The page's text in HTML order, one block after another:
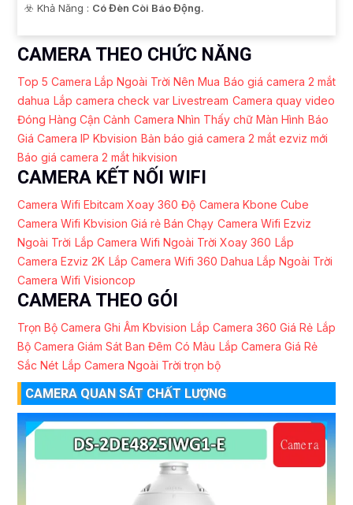
️☣️ Khả Năng : Có Đèn Còi Báo Động.
CAMERA THEO CHỨC NĂNG
Top 5 Camera Lắp Ngoài Trời Nên Mua Báo giá camera 2 mắt
dahua Lắp camera check var Livestream Camera quay video
Đóng Hàng Cận Cảnh Camera Nhìn Thấy chữ Màn Hình Báo
Giá Camera IP Kbvision Bản báo giá camera 2 mắt ezviz mới
Báo giá camera 2 mắt hikvision
CAMERA KẾT NỐI WIFI
Camera Wifi Ebitcam Xoay 360 Độ Camera Kbone Cube
Camera Wifi Kbvision Giá rẻ Bán Chạy Camera Wifi Ezviz
Ngoài Trời Lắp Camera Wifi Ngoài Trời Xoay 360 Lắp
Camera Ezviz 2K Lắp Camera Wifi 360 Dahua Lắp Ngoài Trời
Camera Wifi Visioncop
CAMERA THEO GÓI
Trọn Bộ Camera Ghi Âm Kbvision Lắp Camera 360 Giá Rẻ Lắp
Bộ Camera Giám Sát Ban Đêm Có Màu Lắp Camera Giá Rẻ
Sắc Nét Lắp Camera Ngoài Trời trọn bộ
CAMERA QUAN SÁT CHẤT LƯỢNG